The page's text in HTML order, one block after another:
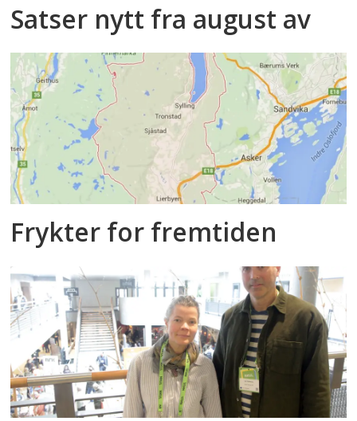
Satser nytt fra august av
Frykter for fremtiden